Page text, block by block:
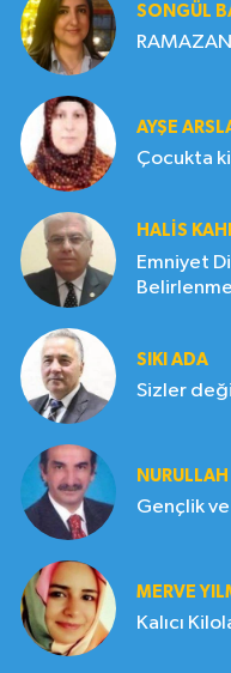
SONGÜL
RAMAZAN
AYŞE
Çocukta
HALIS
Emniyet
SIKI ADA
Sizler
MERVE
Kalıcı